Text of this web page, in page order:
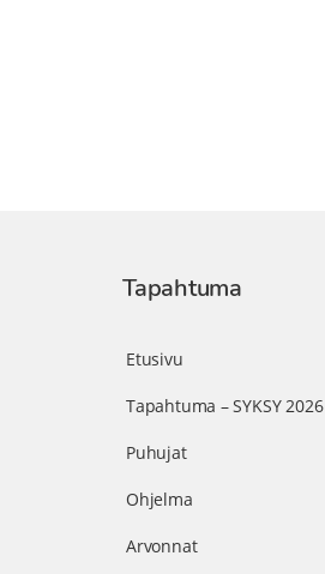
Tapahtuma
Etusivu
Tapahtuma – SYKSY 2026
Puhujat
Ohjelma
Arvonnat